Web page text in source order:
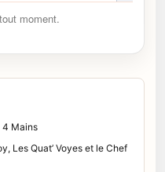
moment.
4 Mains
Les Quat’ Voyes et le Chef